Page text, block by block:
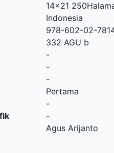
14x21
Indonesia
978-602-02-
332 AGU b
-
-
-
Pertama
-
-
Agus Arijanto